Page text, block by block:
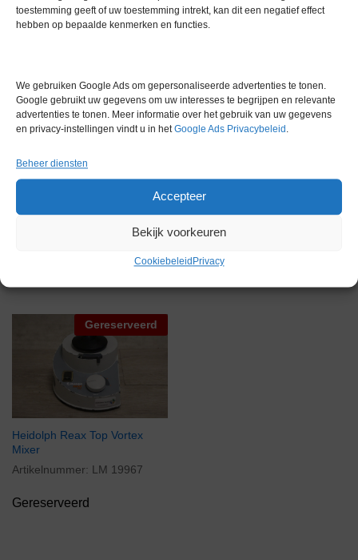
toestemming geeft of uw toestemming intrekt, kan dit een negatief effect
hebben op bepaalde kenmerken en functies.
We gebruiken Google Ads om gepersonaliseerde advertenties te tonen.
Google gebruikt uw gegevens om uw interesses te begrijpen en relevante
advertenties te tonen. Meer informatie over het gebruik van uw gegevens
en privacy-instellingen vindt u in hetGoogle Ads Privacybeleid .
Beheer diensten
Accepteer
Bekijk voorkeuren
Cookiebeleid Privacy
Extra informatie
Garantie 6 maanden
Conditie Nieuw in doos
Gereserveerd
Heidolph Reax Top Vortex
Mixer
Artikelnummer: LM 19967
Gereserveerd